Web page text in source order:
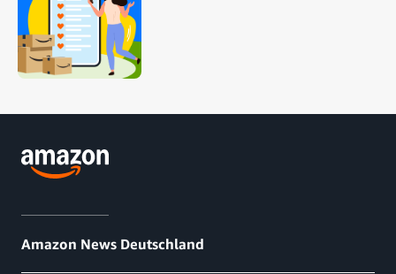
Amazon News Deutschland